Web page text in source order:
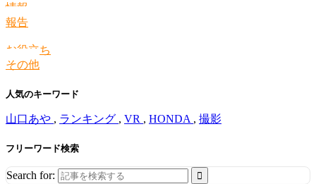
情報
報告
お役立ち
その他
人気のキーワード
山口あや , ランキング , VR , HONDA , 撮影
フリーワード検索
Search for: